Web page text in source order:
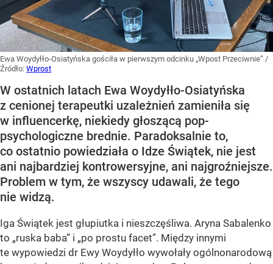
Ewa Woydyłło-Osiatyńska gościła w pierwszym odcinku „Wpost Przeciwnie” /
Źródło: Wprost
W ostatnich latach Ewa Woydyłło-Osiatyńska
z cenionej terapeutki uzależnień zamieniła się
w influencerkę, niekiedy głoszącą pop-
psychologiczne brednie. Paradoksalnie to,
co ostatnio powiedziała o Idze Świątek, nie jest
ani najbardziej kontrowersyjne, ani najgroźniejsze.
Problem w tym, że wszyscy udawali, że tego
nie widzą.
Iga Świątek jest głupiutka i nieszczęśliwa. Aryna Sabalenko
to „ruska baba” i „po prostu facet”. Między innymi
te wypowiedzi dr Ewy Woydyłło wywołały ogólnonarodową